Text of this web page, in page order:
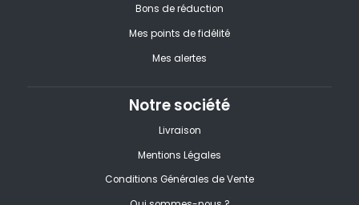
Bons de réduction
Mes points de fidélité
Mes alertes
Notre société
Livraison
Mentions Légales
Conditions Générales de Vente